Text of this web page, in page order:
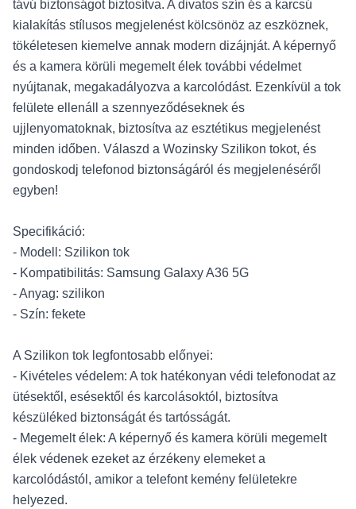
távú biztonságot biztosítva. A divatos szín és a karcsú
kialakítás stílusos megjelenést kölcsönöz az eszköznek,
tökéletesen kiemelve annak modern dizájnját. A képernyő
és a kamera körüli megemelt élek további védelmet
nyújtanak, megakadályozva a karcolódást. Ezenkívül a tok
felülete ellenáll a szennyeződéseknek és
ujjlenyomatoknak, biztosítva az esztétikus megjelenést
minden időben. Válaszd a Wozinsky Szilikon tokot, és
gondoskodj telefonod biztonságáról és megjelenéséről
egyben!
Specifikáció:
- Modell: Szilikon tok
- Kompatibilitás: Samsung Galaxy A36 5G
- Anyag: szilikon
- Szín: fekete
A Szilikon tok legfontosabb előnyei:
- Kivételes védelem: A tok hatékonyan védi telefonodat az
ütésektől, esésektől és karcolásoktól, biztosítva
készüléked biztonságát és tartósságát.
- Megemelt élek: A képernyő és kamera körüli megemelt
élek védenek ezeket az érzékeny elemeket a
karcolódástól, amikor a telefont kemény felületekre
helyezed.